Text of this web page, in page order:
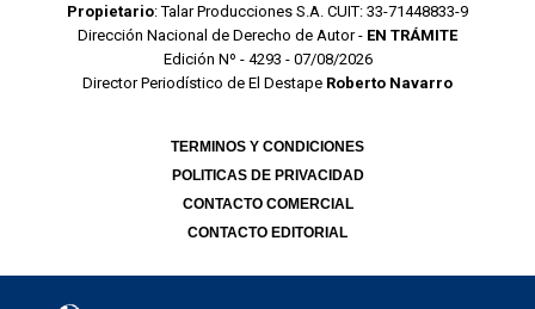
Propietario: Talar Producciones S.A. CUIT: 33-71448833-9
Dirección Nacional de Derecho de Autor - EN TRÁMITE
Edición Nº - 4293 - 07/08/2026
Director Periodístico de El Destape Roberto Navarro
TERMINOS Y CONDICIONES
POLITICAS DE PRIVACIDAD
CONTACTO COMERCIAL
CONTACTO EDITORIAL